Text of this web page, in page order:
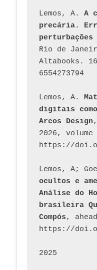
Lemos, A. A
precária.
Rio de
Altabooks.
6554273794
Lemos, A.
digitais
Arcos Design
2026,
https://
Lemos, A;
ocultos e
Análise do
brasileira
Compós,
https://
2025